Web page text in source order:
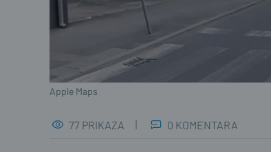
Apple Maps
77 PRIKAZA 0 KOMENTARA